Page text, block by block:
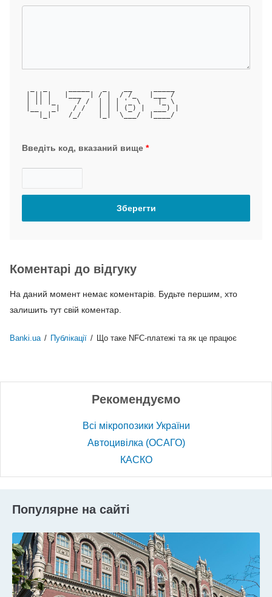
| || |   |___  | / |  / /_   |___ /
| || |_     / /  | | | '_ \    |_ \
|__   _|   / /   | | | (_) |  ___) |
    |_|    /_/    |_|  \___/  |____/
Введіть код, вказаний вище *
Коментарі до відгуку
На даний момент немає коментарів. Будьте першим, хто
залишить тут свій коментар.
Banki.ua / Публікації / Що таке NFC-платежі та як це працює
Рекомендуємо
Всі мікропозики України
Автоцивілка (ОСАГО)
КАСКО
Популярне на сайті